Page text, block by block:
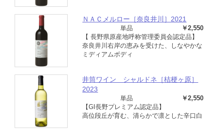
ＮＡＣメルロー［奈良井川］2021
単品
￥2,550
【 長野県原産地呼称管理委員会認定品】
奈良井川右岸の恵みを受けた、しなやかな
ミディアムボディ
井筒ワイン シャルドネ［桔梗ヶ原］
2023
単品
￥2,550
【GI長野プレミアム認定品】
高位段丘が育む、清らかで凛とした辛口白